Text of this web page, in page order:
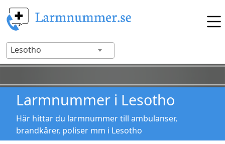
Lesotho
Larmnummer i Lesotho
Här hittar du larmnummer till ambulanser,
brandkårer, poliser mm i Lesotho